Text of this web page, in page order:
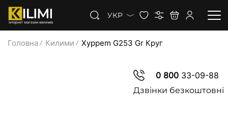
УКР
Головна Килими Xyppem G253 Gr Круг
0 80033-09-88
Дзвінки безкоштовні